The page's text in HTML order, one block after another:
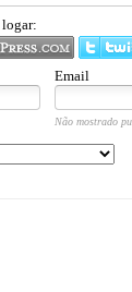
Email
Não mostrado